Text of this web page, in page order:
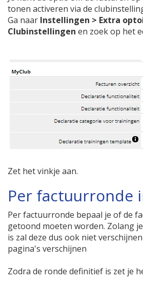
tonen activeren via de
Ga naar Instellingen > Extra
Clubinstellingen en zoek op het
Zet het vinkje aan.
Per factuurronde
Per factuurronde bepaal je of de
getoond moeten worden. Zolang
is zal deze dus ook niet
pagina's verschijnen
Zodra de ronde definitief is zet je